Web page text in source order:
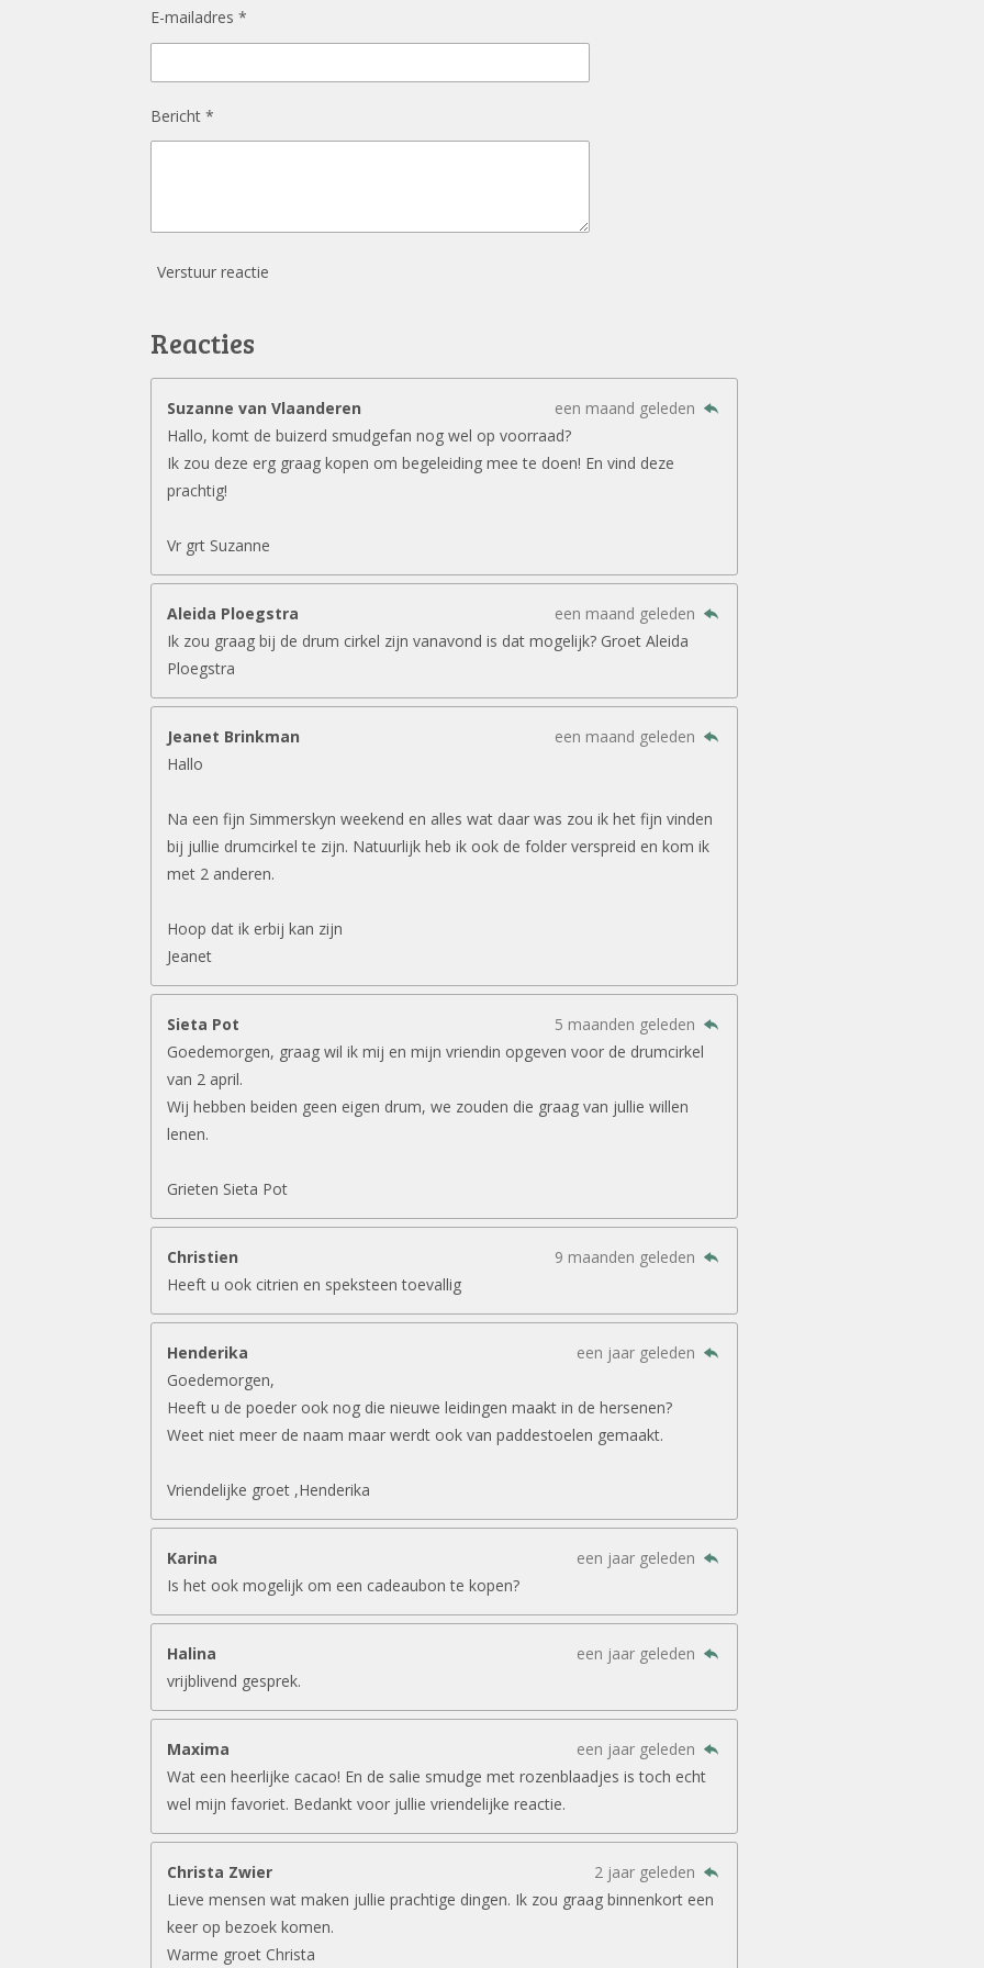
E-mailadres *
Bericht *
Verstuur reactie
Reacties
Suzanne van Vlaanderen
een maand geleden
Hallo, komt de buizerd smudgefan nog wel op voorraad?
Ik zou deze erg graag kopen om begeleiding mee te doen! En vind deze
prachtig!
Vr grt Suzanne
Aleida Ploegstra
een maand geleden
Ik zou graag bij de drum cirkel zijn vanavond is dat mogelijk? Groet Aleida
Ploegstra
Jeanet Brinkman
een maand geleden
Hallo
Na een fijn Simmerskyn weekend en alles wat daar was zou ik het fijn vinden
bij jullie drumcirkel te zijn. Natuurlijk heb ik ook de folder verspreid en kom ik
met 2 anderen.
Hoop dat ik erbij kan zijn
Jeanet
Sieta Pot
5 maanden geleden
Goedemorgen, graag wil ik mij en mijn vriendin opgeven voor de drumcirkel
van 2 april.
Wij hebben beiden geen eigen drum, we zouden die graag van jullie willen
lenen.
Grieten Sieta Pot
Christien
9 maanden geleden
Heeft u ook citrien en speksteen toevallig
Henderika
een jaar geleden
Goedemorgen,
Heeft u de poeder ook nog die nieuwe leidingen maakt in de hersenen?
Weet niet meer de naam maar werdt ook van paddestoelen gemaakt.
Vriendelijke groet ,Henderika
Karina
een jaar geleden
Is het ook mogelijk om een cadeaubon te kopen?
Halina
een jaar geleden
vrijblivend gesprek.
Maxima
een jaar geleden
Wat een heerlijke cacao! En de salie smudge met rozenblaadjes is toch echt
wel mijn favoriet. Bedankt voor jullie vriendelijke reactie.
Christa Zwier
2 jaar geleden
Lieve mensen wat maken jullie prachtige dingen. Ik zou graag binnenkort een
keer op bezoek komen.
Warme groet Christa